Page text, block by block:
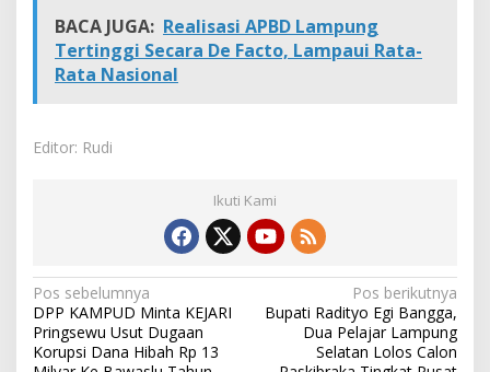
BACA JUGA: Realisasi APBD Lampung
Tertinggi Secara De Facto, Lampaui Rata-
Rata Nasional
Editor: Rudi
Ikuti Kami
N
a
v
Pos sebelumnya
DPP KAMPUD Minta KEJARI
Pringsewu Usut Dugaan
Korupsi Dana Hibah Rp 13
Pos berikutnya
Bupati Radityo Egi Bangga,
Dua Pelajar Lampung
Selatan Lolos Calon